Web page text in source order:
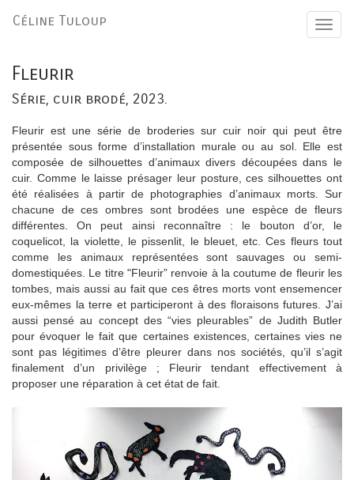
Céline Tuloup
Fleurir
Série, cuir brodé, 2023.
Fleurir est une série de broderies sur cuir noir qui peut être
présentée sous forme d’installation murale ou au sol. Elle est
composée de silhouettes d’animaux divers découpées dans le
cuir. Comme le laisse présager leur posture, ces silhouettes ont
été réalisées à partir de photographies d’animaux morts. Sur
chacune de ces ombres sont brodées une espèce de fleurs
différentes. On peut ainsi reconnaître : le bouton d’or, le
coquelicot, la violette, le pissenlit, le bleuet, etc. Ces fleurs tout
comme les animaux représentées sont sauvages ou semi-
domestiquées. Le titre "Fleurir” renvoie à la coutume de fleurir les
tombes, mais aussi au fait que ces êtres morts vont ensemencer
eux-mêmes la terre et participeront à des floraisons futures. J’ai
aussi pensé au concept des “vies pleurables” de Judith Butler
pour évoquer le fait que certaines existences, certaines vies ne
sont pas légitimes d’être pleurer dans nos sociétés, qu’il s’agit
finalement d’un privilège ; Fleurir tendant effectivement à
proposer une réparation à cet état de fait.